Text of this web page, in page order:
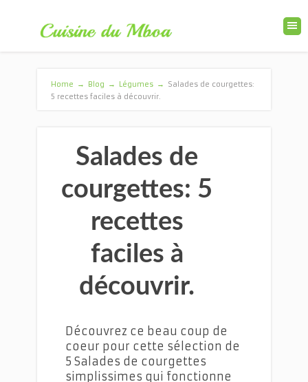
Home → Blog → Légumes →
Salades de courgettes:
5 recettes faciles à découvrir.
Salades de
courgettes: 5
recettes
faciles à
découvrir.
Découvrez ce beau coup de
coeur pour cette sélection de
5 Salades de courgettes
simplissimes qui fonctionne